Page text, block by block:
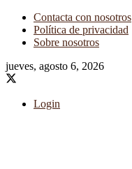
Contacta con nosotros
Política de privacidad
Sobre nosotros
jueves, agosto 6, 2026
Login